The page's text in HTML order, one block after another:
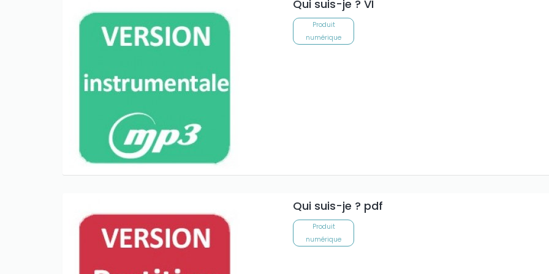
Qui suis-je ? VI
Produit
numérique
Qui suis-je ? pdf
Produit
numérique